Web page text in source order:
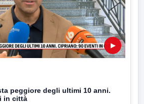
▶
peggiore degli ultimi 10 anni.
in città